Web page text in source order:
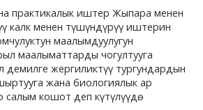
практикалык иштер Жыпара менен
калк менен түшүндүрүү иштерин
маалымдуулугун
маалыматтарды чогултууга
демилге жергиликтүү тургундардын
жана биологиялык ар
салым кошот деп күтүлүүдө.